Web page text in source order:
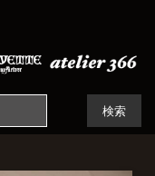
検索